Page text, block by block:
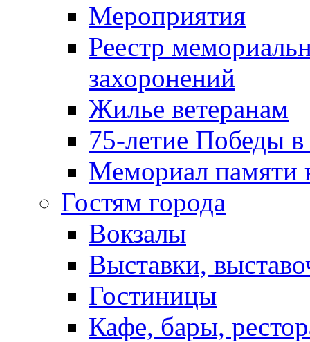
Мероприятия
Реестр
захоронений
Жилье ветеранам
75-летие Победы
Мемориал памяти
Гостям города
Вокзалы
Выставки,
Гостиницы
Кафе, бары,